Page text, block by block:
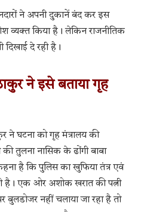
ने अपनी दुकानें बंद कर इस
व्यक्त किया है। लेकिन राजनीतिक
दिखाई दे रही है।
ने इसे बताया गृह
ने घटना को गृह मंत्रालय की
तुलना नासिक के ढोंगी बाबा
है कि पुलिस का खुफिया तंत्र एवं
है। एक ओर अशोक खरात की पत्नी
नहीं चलाया जा रहा है तो